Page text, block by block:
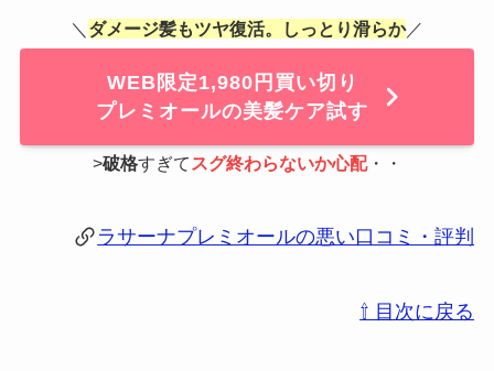
＼ ダメージ髪もツヤ復活。しっとり滑らか／
WEB限定1,980円買い切り
プレミオールの美髪ケア試す
>破格すぎて スグ終わらないか心配・・
ラサーナプレミオールの悪い口コミ・評判
⇧ 目次に戻る